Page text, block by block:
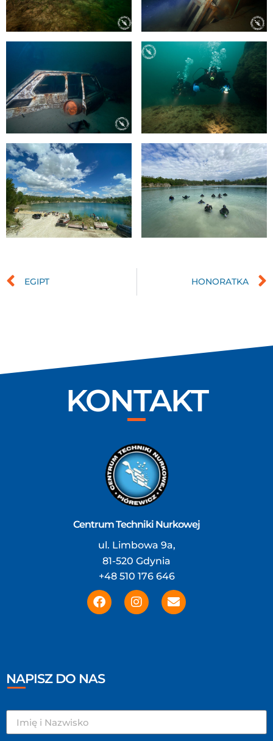
EGIPT HONORATKA
KONTAKT
Centrum Techniki Nurkowej
ul. Limbowa 9a,
81-520 Gdynia
+48 510 176 646
NAPISZ DO NAS